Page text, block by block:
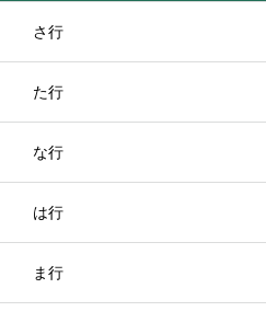
さ行
た行
な行
は行
ま行